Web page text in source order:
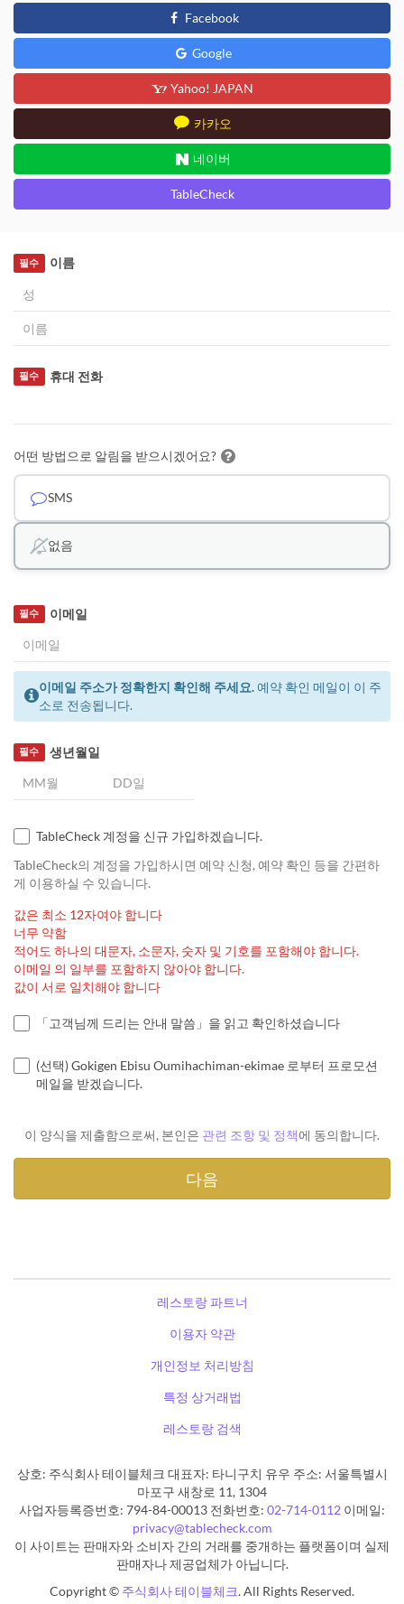
Facebook
Google
Yahoo! JAPAN
카카오
네이버
TableCheck
이름
필수
휴대 전화
필수
어떤 방법으로 알림을 받으시겠어요?
SMS
없음
이메일
필수
이메일 주소가 정확한지 확인해 주세요.예약 확인 메일이 이 주
소로 전송됩니다.
생년월일
필수
TableCheck 계정을 신규 가입하겠습니다.
TableCheck의 계정을 가입하시면 예약 신청, 예약 확인 등을 간편하
게 이용하실 수 있습니다.
값은 최소 12자여야 합니다
너무 약함
적어도 하나의 대문자, 소문자, 숫자 및 기호를 포함해야 합니다.
이메일 의 일부를 포함하지 않아야 합니다.
값이 서로 일치해야 합니다
「고객님께 드리는 안내 말씀」을 읽고 확인하셨습니다
(선택) Gokigen Ebisu Oumihachiman-ekimae 로부터 프로모션
메일을 받겠습니다.
이 양식을 제출함으로써, 본인은 관련 조항 및 정책에 동의합니다.
레스토랑 파트너
이용자 약관
개인정보 처리방침
특정 상거래법
레스토랑 검색
상호: 주식회사 테이블체크 대표자: 타니구치 유우 주소: 서울특별시
마포구 새창로 11, 1304
사업자등록증번호: 794-84-00013 전화번호: 02-714-0112 이메일:
privacy@tablecheck.com
이 사이트는 판매자와 소비자 간의 거래를 중개하는 플랫폼이며 실제
판매자나 제공업체가 아닙니다.
Copyright © 주식회사 테이블체크. All Rights Reserved.